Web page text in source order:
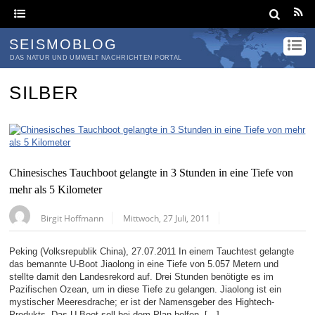
SEISMOBLOG
DAS NATUR UND UMWELT NACHRICHTEN PORTAL
SILBER
Chinesisches Tauchboot gelangte in 3 Stunden in eine Tiefe von
mehr als 5 Kilometer
Birgit Hoffmann Mittwoch, 27 Juli, 2011
Peking (Volksrepublik China), 27.07.2011 In einem Tauchtest gelangte
das bemannte U-Boot Jiaolong in eine Tiefe von 5.057 Metern und
stellte damit den Landesrekord auf. Drei Stunden benötigte es im
Pazifischen Ozean, um in diese Tiefe zu gelangen. Jiaolong ist ein
mystischer Meeresdrache; er ist der Namensgeber des Hightech-